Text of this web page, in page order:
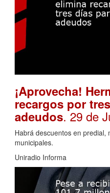
¡Aprovecha!
recargos por
adeudos. 29 de
Habrá descuentos en predial,
municipales.
Uniradio Informa